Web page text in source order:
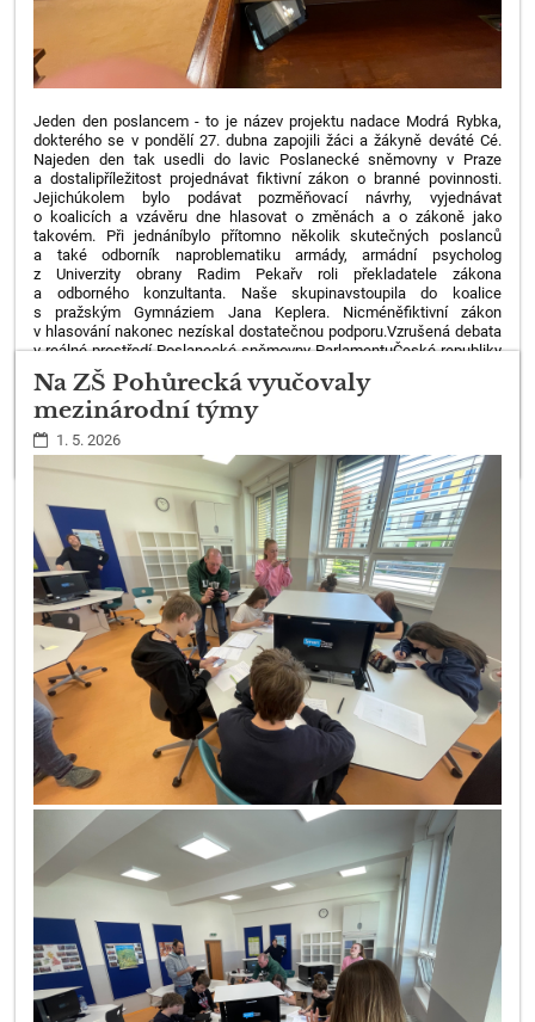
Jeden den poslancem - to je název projektu nadace Modrá Rybka,
dokterého se v pondělí 27. dubna zapojili žáci a žákyně deváté Cé.
Najeden den tak usedli do lavic Poslanecké sněmovny v Praze
a dostalipříležitost projednávat fiktivní zákon o branné povinnosti.
Jejichúkolem bylo podávat pozměňovací návrhy, vyjednávat
o koalicích a vzávěru dne hlasovat o změnách a o zákoně jako
takovém. Při jednáníbylo přítomno několik skutečných poslanců
a také odborník naproblematiku armády, armádní psycholog
z Univerzity obrany Radim Pekařv roli překladatele zákona
a odborného konzultanta. Naše skupinavstoupila do koalice
s pražským Gymnáziem Jana Keplera. Nicméněfiktivní zákon
v hlasování nakonec nezískal dostatečnou podporu.Vzrušená debata
v reálné prostředí Poslanecké sněmovny ParlamentuČeské republiky
nadchla naše žáky natolik, že chtějí tuto událost
budoucích školách a zdá se, že i na ZŠ Pohůrecká
pokračovatele v roli poslanců.
Martin Pokorný
Na ZŠ Pohůrecká vyučovaly
mezinárodní týmy
1. 5. 2026